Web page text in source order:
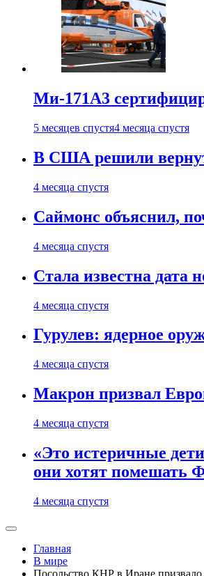
Ми-171А3
5 месяцев спустя4 месяца спустя
В США решили
4 месяца спустя
Саймонс объяснил,
4 месяца спустя
Стала известна дата
4 месяца спустя
Гурулев: ядерное
4 месяца спустя
Макрон призвал
4 месяца спустя
«Это истеричные
они хотят помешать
4 месяца спустя
Главная
В мире
Посольство КНР в Иране